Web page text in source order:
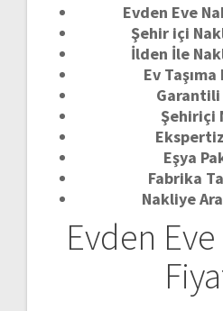
Evden Eve
Şehir içi
İlden İle
Ev
Şehiriçi
Eşya
Fabrika
Nakliye
Evden